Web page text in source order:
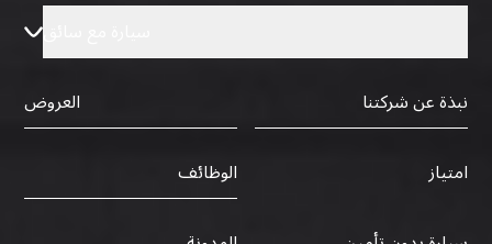
نبذة عن شركتنا
العروض
امتياز
الوظائف